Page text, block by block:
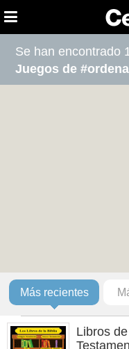
Se han encontrado
Juegos de
Más recientes
Libros